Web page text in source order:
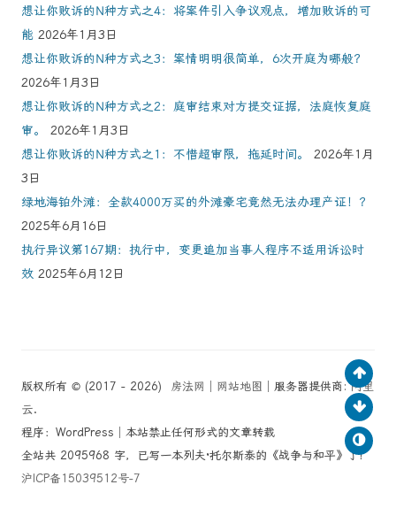
想让你败诉的N种方式之4：将案件引入争议观点，增加败诉的可
能 2026年1月3日
想让你败诉的N种方式之3：案情明明很简单，6次开庭为哪般？
2026年1月3日
想让你败诉的N种方式之2：庭审结束对方提交证据，法庭恢复庭
审。
2026年1月3日
想让你败诉的N种方式之1：不惜超审限，拖延时间。
2026年1月
3日
绿地海铂外滩：全款4000万买的外滩豪宅竟然无法办理产证！？
2025年6月16日
执行异议第167期：执行中，变更追加当事人程序不适用诉讼时
效 2025年6月12日
版权所有 © (2017 - 2026) 房法网 网站地图 │服务器提供商:阿里
云.
程序：WordPress│本站禁止任何形式的文章转载
全站共 2095968 字，已写一本列夫·托尔斯泰的《战争与和平》了！
沪ICP备15039512号-7